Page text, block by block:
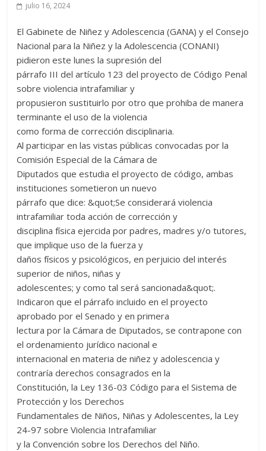
julio 16, 2024
El Gabinete de Niñez y Adolescencia (GANA) y el Consejo
Nacional para la Niñez y la Adolescencia (CONANI)
pidieron este lunes la supresión del
párrafo III del artículo 123 del proyecto de Código Penal
sobre violencia intrafamiliar y
propusieron sustituirlo por otro que prohiba de manera
terminante el uso de la violencia
como forma de corrección disciplinaria.
Al participar en las vistas públicas convocadas por la
Comisión Especial de la Cámara de
Diputados que estudia el proyecto de código, ambas
instituciones sometieron un nuevo
párrafo que dice: &quot;Se considerará violencia
intrafamiliar toda acción de corrección y
disciplina física ejercida por padres, madres y/o tutores,
que implique uso de la fuerza y
daños físicos y psicológicos, en perjuicio del interés
superior de niños, niñas y
adolescentes; y como tal será sancionada&quot;.
Indicaron que el párrafo incluido en el proyecto
aprobado por el Senado y en primera
lectura por la Cámara de Diputados, se contrapone con
el ordenamiento jurídico nacional e
internacional en materia de niñez y adolescencia y
contraría derechos consagrados en la
Constitución, la Ley 136-03 Código para el Sistema de
Protección y los Derechos
Fundamentales de Niños, Niñas y Adolescentes, la Ley
24-97 sobre Violencia Intrafamiliar
y la Convención sobre los Derechos del Niño.